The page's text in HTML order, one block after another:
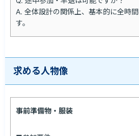
A. 全体設計の関係上、基本的に全時
す。
求める人物像
事前準備物・服装